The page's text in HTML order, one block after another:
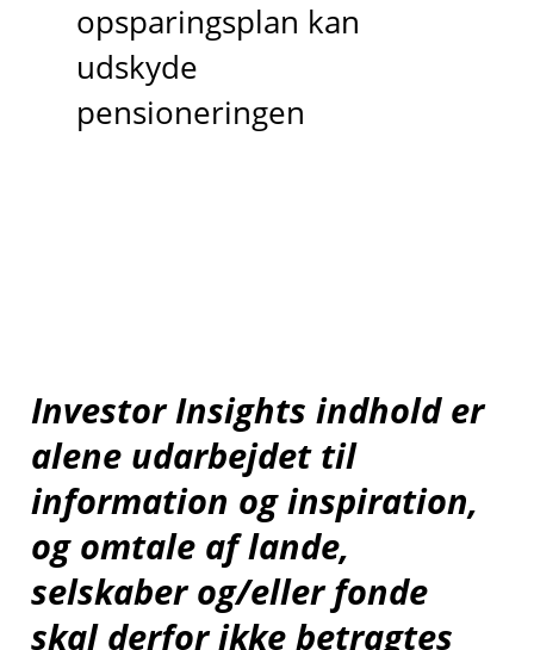
opsparingsplan kan
udskyde
pensioneringen
Investor Insights indhold er
alene udarbejdet til
information og inspiration,
og omtale af lande,
selskaber og/eller fonde
skal derfor ikke betragtes